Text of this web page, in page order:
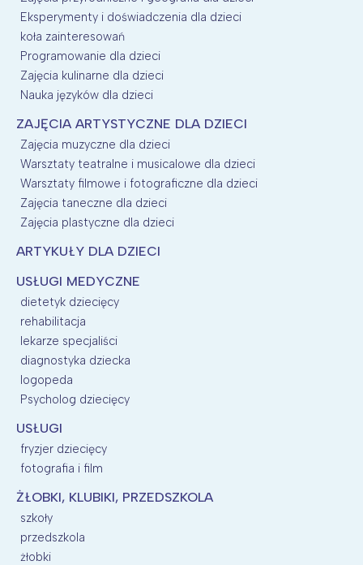
Eksperymenty i doświadczenia dla dzieci
koła zainteresowań
Programowanie dla dzieci
Zajęcia kulinarne dla dzieci
Nauka języków dla dzieci
ZAJĘCIA ARTYSTYCZNE DLA DZIECI
Zajęcia muzyczne dla dzieci
Warsztaty teatralne i musicalowe dla dzieci
Warsztaty filmowe i fotograficzne dla dzieci
Zajęcia taneczne dla dzieci
Zajęcia plastyczne dla dzieci
ARTYKUŁY DLA DZIECI
USŁUGI MEDYCZNE
dietetyk dziecięcy
rehabilitacja
lekarze specjaliści
diagnostyka dziecka
logopeda
Psycholog dziecięcy
USŁUGI
fryzjer dziecięcy
fotografia i film
ŻŁOBKI, KLUBIKI, PRZEDSZKOLA
szkoły
przedszkola
żłobki